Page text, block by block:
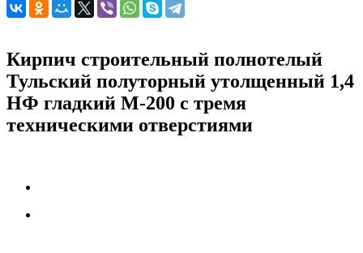
Кирпич строительный полнотелый
Тульский полуторный утолщенный 1,4
НФ гладкий М-200 с тремя
техническими отверстиями